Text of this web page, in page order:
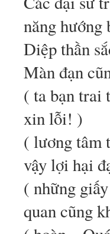
năng
Diệp thần
Màn đạn
( ta bạn trai
xin lỗi! )
( lương tâm
vậy lợi hại
( những
quan cũng